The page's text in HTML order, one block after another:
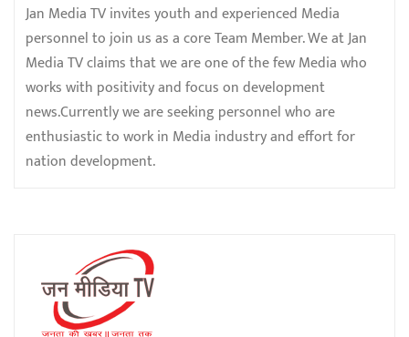
Jan Media TV invites youth and experienced Media
personnel to join us as a core Team Member. We at Jan
Media TV claims that we are one of the few Media who
works with positivity and focus on development
news.Currently we are seeking personnel who are
enthusiastic to work in Media industry and effort for
nation development.